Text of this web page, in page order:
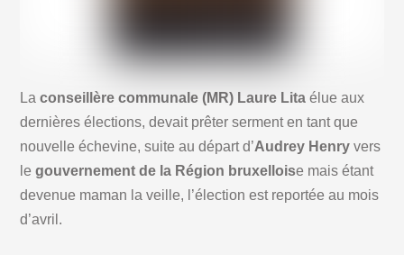
Laconseillère communale (MR) Laure Lita élue aux
dernières élections, devait prêter serment en tant que
nouvelle échevine, suite au départ d’Audrey Henry vers
le gouvernement de la Région bruxelloise mais étant
devenue maman la veille, l’élection est reportée au mois
d’avril.